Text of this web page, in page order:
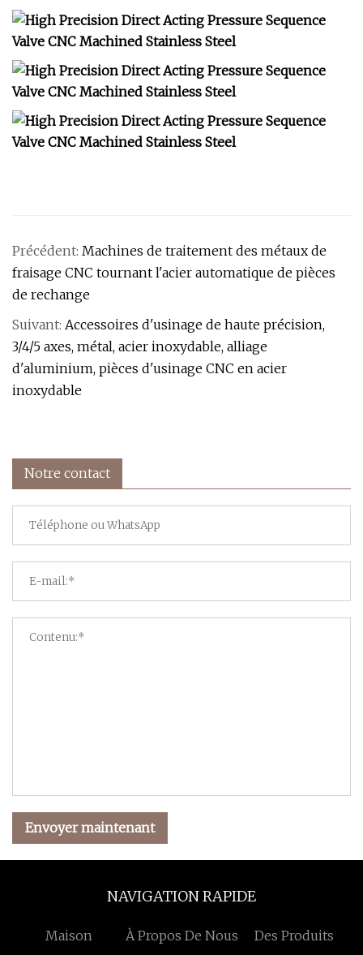
Précédent: Machines de traitement des métaux de
fraisage CNC tournant l'acier automatique de pièces
de rechange
Suivant: Accessoires d'usinage de haute précision,
3/4/5 axes, métal, acier inoxydable, alliage
d'aluminium, pièces d'usinage CNC en acier
inoxydable
Notre contact
Envoyer maintenant
NAVIGATION RAPIDE
Maison À Propos De Nous Des Produits